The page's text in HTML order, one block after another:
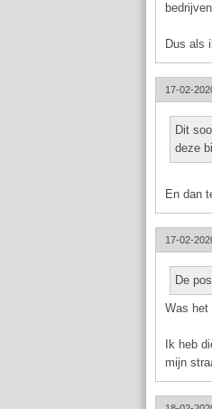
Dus als
17-02-
Dit
deze
En dan
17-02-
De
Was het
Ik heb
mijn